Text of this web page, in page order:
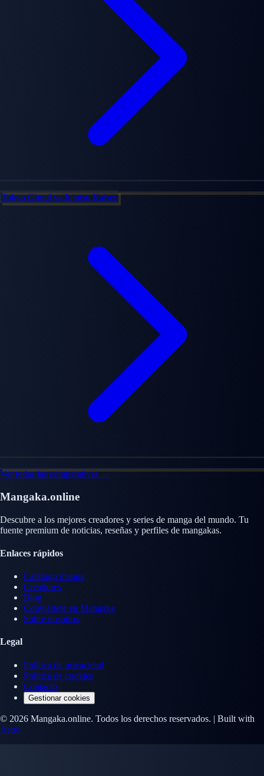
Tokyo GhoulvsJujutsu Kaisen
Ver todas las comparativas →
Mangaka.online
Descubre a los mejores creadores y series de manga del mundo. Tu
fuente premium de noticias, reseñas y perfiles de mangakas.
Enlaces rápidos
Catálogo manga
Creadores
Blog
Conviértete en Mangaka
Sobre nosotros
Legal
Política de privacidad
Política de cookies
Contacto
Gestionar cookies
© 2026 Mangaka.online. Todos los derechos reservados. | Built with
Astro